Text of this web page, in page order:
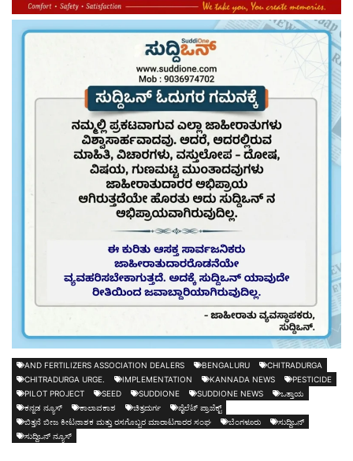
AND FERTILIZERS ASSOCIATION DEALERS BENGALURU
CHITRADURGA
CHITRADURGA URGE.
IMPLEMENTATION KANNADA NEWS
PESTICIDE
PILOT PROJECT
SEED SUDDIONE SUDDIONE NEWS
ಒತ್ತಾಯ
ಕನ್ನಡ ನ್ಯೂಸ್
ಕಾಲಾವಕಾಶ ಚಿತ್ರದುರ್ಗ
ಪೈಲೆಟ್ ಪ್ರಾಜೆಕ್ಟ್
ಬಿತ್ತನೆ ಬೀಜ ಕೀಟನಾಶಕ ಮತ್ತು ರಸಗೊಬ್ಬರ ಮಾರಾಟಗಾರರ ಸಂಘ
ಬೆಂಗಳೂರು
ಸುದ್ದಿಒನ್
ಸುದ್ದಿಒನ್ ನ್ಯೂಸ್